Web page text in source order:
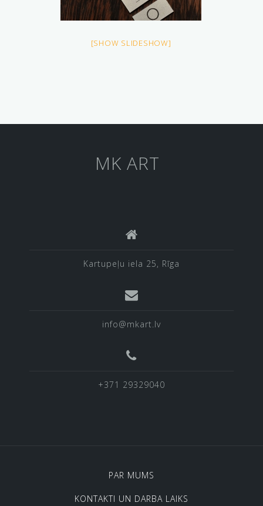
[SHOW SLIDESHOW]
MK ART
Kartupeļu iela 25, Rīga
info@mkart.lv
+371 29329040
PAR MUMS
KONTAKTI UN DARBA LAIKS